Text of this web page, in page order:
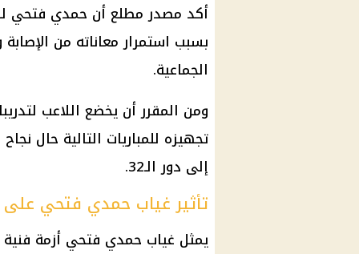
أكد مصدر مطلع أن حمدي فتحي لن
بسبب استمرار معاناته من
الجماعية.
ومن المقرر أن يخضع اللاعب
تجهيزه للمباريات التالية حال
إلى دور الـ32.
تأثير غياب حمدي فتحي
يمثل غياب حمدي فتحي أزمة فنية